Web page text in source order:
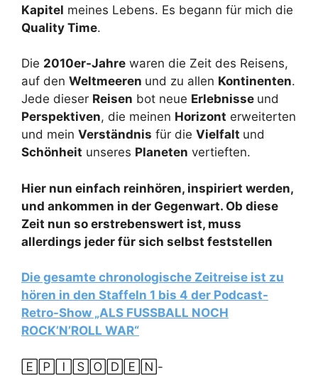
Kapitel meines Lebens. Es begann für mich die
Quality Time.
Die 2010er-Jahre waren die Zeit des Reisens,
auf den Weltmeeren und zu allen Kontinenten.
Jede dieser Reisen bot neue Erlebnisse und
Perspektiven, die meinen Horizont erweiterten
und mein Verständnis für die Vielfalt und
Schönheit unseres Planeten vertieften.
Hier nun einfach reinhören, inspiriert werden,
und ankommen in der Gegenwart. Ob diese
Zeit nun so erstrebenswert ist, muss
allerdings jeder für sich selbst feststellen
Die gesamte chronologische Zeitreise ist zu
hören in den Staffeln 1 bis 4 der Podcast-
Retro-Show „ALS FUSSBALL NOCH
ROCK’N’ROLL WAR“
🄴🄿🄸🅂🄾🄳🄴🄽-